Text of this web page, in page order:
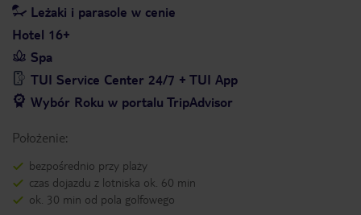
Leżaki i parasole w cenie
Hotel 16+
Spa
TUI Service Center 24/7 + TUI App
Wybór Roku w portalu TripAdvisor
Położenie:
bezpośrednio przy plaży
czas dojazdu z lotniska ok. 60 min
ok. 30 min od pola golfowego